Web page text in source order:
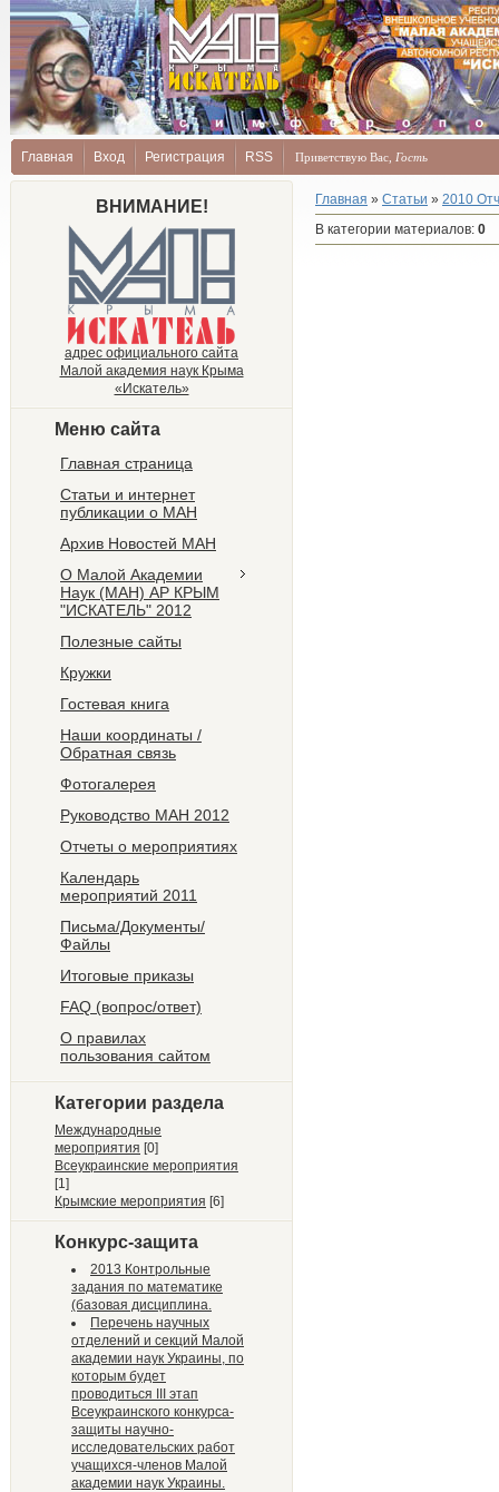
Главная Вход Регистрация RSS Приветствую Вас Гость
ВНИМАНИЕ!
адрес официального сайта
Малой академия наук Крыма
«Искатель»
Меню сайта
Главная страница
Статьи и интернет
публикации о МАН
Архив Новостей МАН
О Малой Академии
Наук (МАН) АР КРЫМ
"ИСКАТЕЛЬ" 2012
Полезные сайты
Кружки
Гостевая книга
Наши координаты /
Обратная связь
Фотогалерея
Руководство МАН 2012
Отчеты о мероприятиях
Календарь
мероприятий 2011
Письма/Документы/
Файлы
Итоговые приказы
FAQ (вопрос/ответ)
О правилах
пользования сайтом
Категории раздела
Международные
мероприятия [0]
Всеукраинские мероприятия
[1]
Крымские мероприятия [6]
Конкурс-защита
2013 Контрольные
задания по математике
(базовая дисциплина.
Перечень научных
отделений и секций Малой
академии наук Украины, по
которым будет
проводиться III этап
Всеукраинского конкурса-
защиты научно-
исследовательских работ
учащихся-членов Малой
академии наук Украины.
Главная » Статьи » 2010
В категории материалов: 0